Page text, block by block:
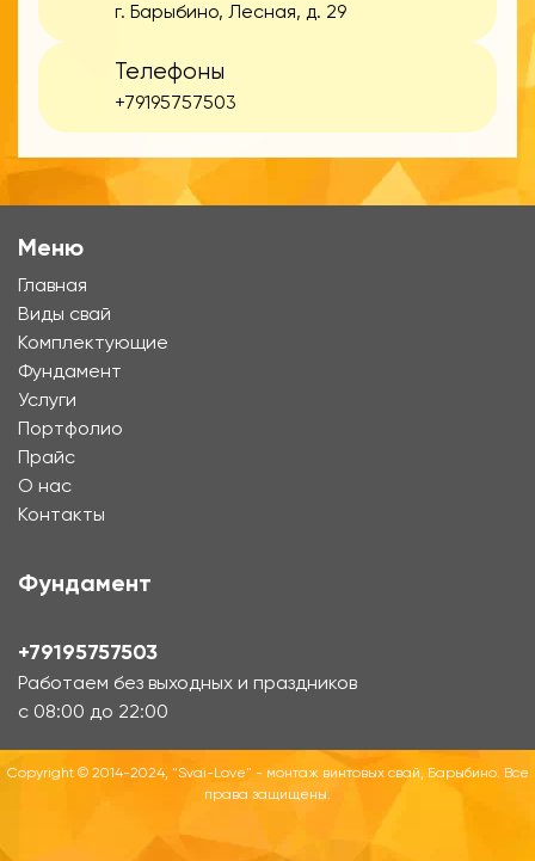
г. Барыбино, Лесная, д. 29
Телефоны
+79195757503
Меню
Главная
Виды свай
Комплектующие
Фундамент
Услуги
Портфолио
Прайс
О нас
Контакты
Фундамент
+79195757503
Работаем без выходных и праздников
с 08:00 до 22:00
Copyright © 2014-2024, "Svai-Love" - монтаж винтовых свай, Барыбино. Все
права защищены.